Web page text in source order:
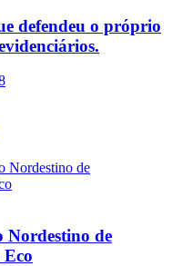
defendeu o próprio
Nordestino de